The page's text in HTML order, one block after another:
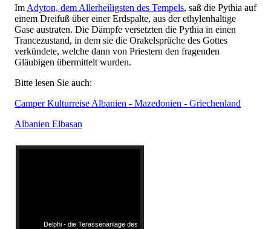
Im Adyton, dem Allerheiligsten des Tempels, saß die Pythia auf
einem Dreifuß über einer Erdspalte, aus der ethylenhaltige
Gase austraten. Die Dämpfe versetzten die Pythia in einen
Trancezustand, in dem sie die Orakelsprüche des Gottes
verkündete, welche dann von Priestern den fragenden
Gläubigen übermittelt wurden.
Bitte lesen Sie auch:
Camper Kulturreise Albanien - Mazedonien - Griechenland
Albanien Elbasan
Delphi - die Terassenanlage des